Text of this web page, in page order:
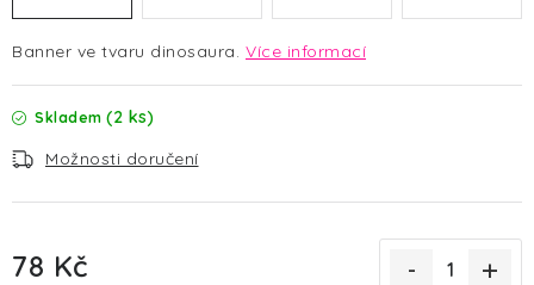
Banner ve tvaru dinosaura. Více informací
Skladem (2 ks)
Možnosti doručení
78 Kč